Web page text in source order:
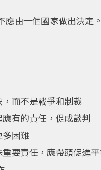
由一個國家做出決定
而不是戰爭和制裁
有的責任，促成談判
困難
要責任，應帶頭促進